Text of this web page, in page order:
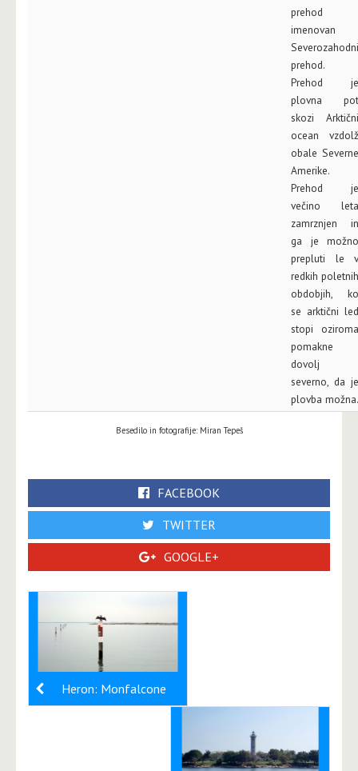
prehod
imenovan
Severozahodni
prehod.
Prehod je
plovna pot
skozi Arktični
ocean vzdolž
obale Severne
Amerike.
Prehod je
večino leta
zamrznjen in
ga je možno
prepluti le v
redkih poletnih
obdobjih, ko
se arktični led
stopi oziroma
pomakne
dovolj
severno, da je
plovba možna.
Besedilo in fotografije: Miran Tepeš
FACEBOOK
TWITTER
GOOGLE+
Heron: Monfalcone